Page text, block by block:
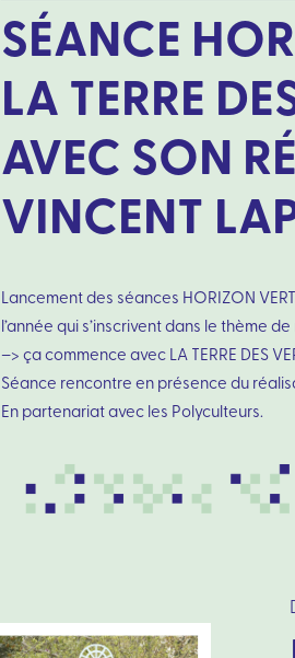
SÉANCE
LA TERRE
AVEC SON
VINCENT
Lancement des séances HORIZON
l’année qui s’inscrivent dans le thème
–> ça commence avec LA TERRE DES
Séance rencontre en présence du
En partenariat avec les Polyculteurs.